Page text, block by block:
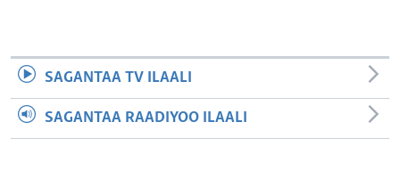
SAGANTAA TV ILAALI
SAGANTAA RAADIYOO ILAALI